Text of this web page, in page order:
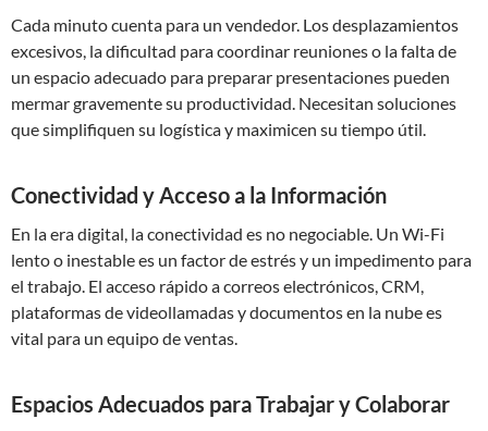
Cada minuto cuenta para un vendedor. Los desplazamientos
excesivos, la dificultad para coordinar reuniones o la falta de
un espacio adecuado para preparar presentaciones pueden
mermar gravemente su productividad. Necesitan soluciones
que simplifiquen su logística y maximicen su tiempo útil.
Conectividad y Acceso a la Información
En la era digital, la conectividad es no negociable. Un Wi-Fi
lento o inestable es un factor de estrés y un impedimento para
el trabajo. El acceso rápido a correos electrónicos, CRM,
plataformas de videollamadas y documentos en la nube es
vital para un equipo de ventas.
Espacios Adecuados para Trabajar y Colaborar